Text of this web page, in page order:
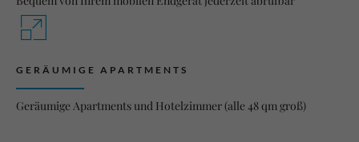
GERÄUMIGE APARTMENTS
Geräumige Apartments und Hotelzimmer (alle 48 qm groß)